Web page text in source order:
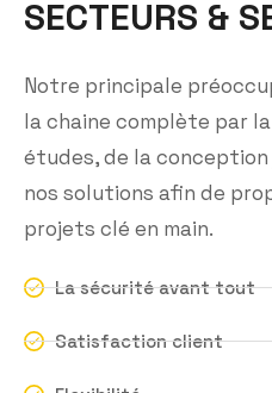
SECTEURS & S
Notre principale
la chaine complète par
études, de la
nos solutions afin de
projets clé en main.
La sécurité avant tout
Satisfaction client